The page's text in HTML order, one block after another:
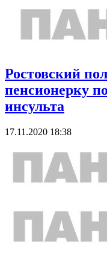
Ростовский
пенсионерку
инсульта
17.11.2020 18:38